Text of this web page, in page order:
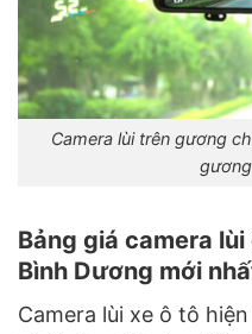
Camera lùi trên gương
Bảng giá camera
Bình Dương mới
Camera lùi xe ô tô